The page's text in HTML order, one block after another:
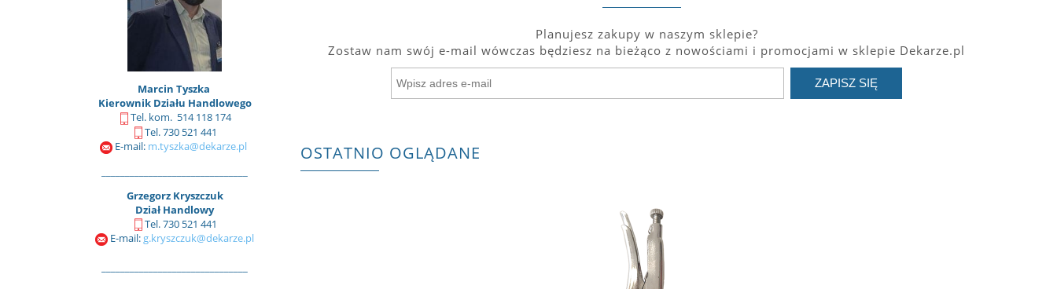
Marcin Tyszka
Kierownik Działu Handlowego
Tel. kom. 514 118 174
Tel. 730 521 441
E-mail: m.tyszka@dekarze.pl
Grzegorz Kryszczuk
Dział Handlowy
Tel. 730 521 441
E-mail: g.kryszczuk@dekarze.pl
Planujesz zakupy w naszym sklepie?
Zostaw nam swój e-mail wówczas będziesz na bieżąco z nowościami i promocjami w sklepie Dekarze.pl
ZAPISZ SIĘ
OSTATNIO OGLĄDANE